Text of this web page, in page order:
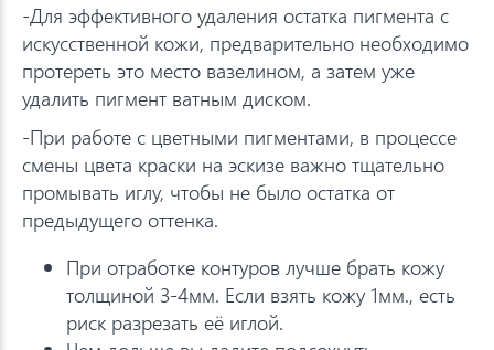
-Для эффективного удаления остатка пигмента с
искусственной кожи, предварительно необходимо
протереть это место вазелином, а затем уже
удалить пигмент ватным диском.
-При работе с цветными пигментами, в процессе
смены цвета краски на эскизе важно тщательно
промывать иглу, чтобы не было остатка от
предыдущего оттенка.
При отработке контуров лучше брать кожу
толщиной 3-4мм. Если взять кожу 1мм., есть
риск разрезать её иглой.